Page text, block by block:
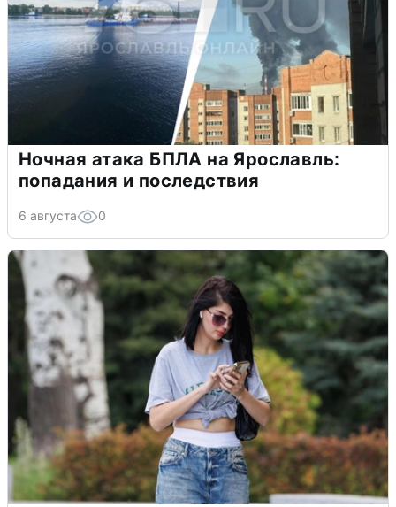
Ночная атака БПЛА на Ярославль:
попадания и последствия
6 августа 0